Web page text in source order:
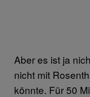
Aber es ist ja
nicht mit
könnte. Für 50